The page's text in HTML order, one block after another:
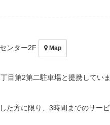
ンター2F Map
目第2第二駐車場と提携してい
方に限り、3時間までのサー